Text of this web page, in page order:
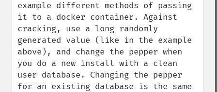
example different methods of passing
it to a docker container. Against
cracking, use a long randomly
generated value (like in the example
above), and change the pepper when
you do a new install with a clean
user database. Changing the pepper
for an existing database is the same